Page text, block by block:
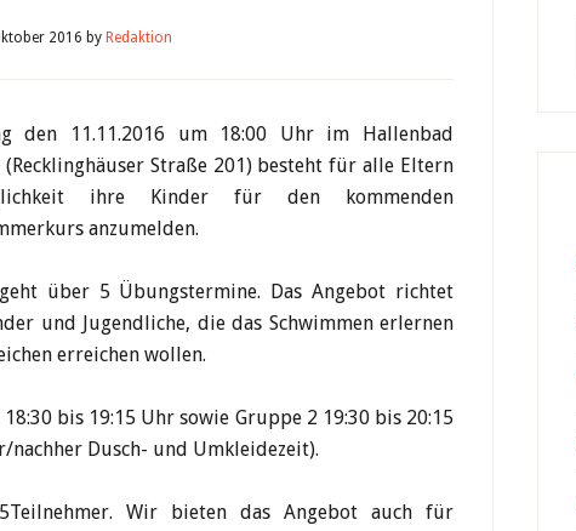
2016 by Redaktion
den 11.11.2016 um 18:00 Uhr im Hallenbad
(Recklinghäuser Straße 201) besteht für alle Eltern
ihre Kinder für den kommenden
anzumelden.
über 5 Übungstermine. Das Angebot richtet
und Jugendliche, die das Schwimmen erlernen
erreichen wollen.
bis 19:15 Uhr sowie Gruppe 2 19:30 bis 20:15
nachher Dusch- und Umkleidezeit).
Wir bieten das Angebot auch für